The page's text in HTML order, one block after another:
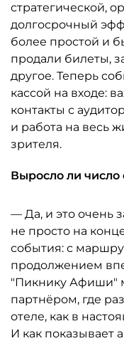
стратегической,
долгосрочный
более простой и
продали билеты,
другое. Теперь
кассой на входе:
контакты с
и работа на весь
зрителя.
Выросло ли число
— Да, и это очень
не просто на
события: с
продолжением
"Пикнику Афиши"
партнёром, где
отеле, как в
И как показывает